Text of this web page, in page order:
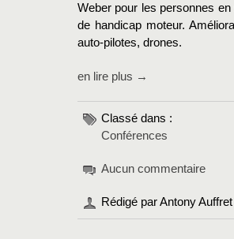
Weber pour les personnes en
de handicap moteur.
auto-pilotes, drones.
en lire plus →
Classé dans :
Conférences
Aucun commentaire
Rédigé par Antony Auffret